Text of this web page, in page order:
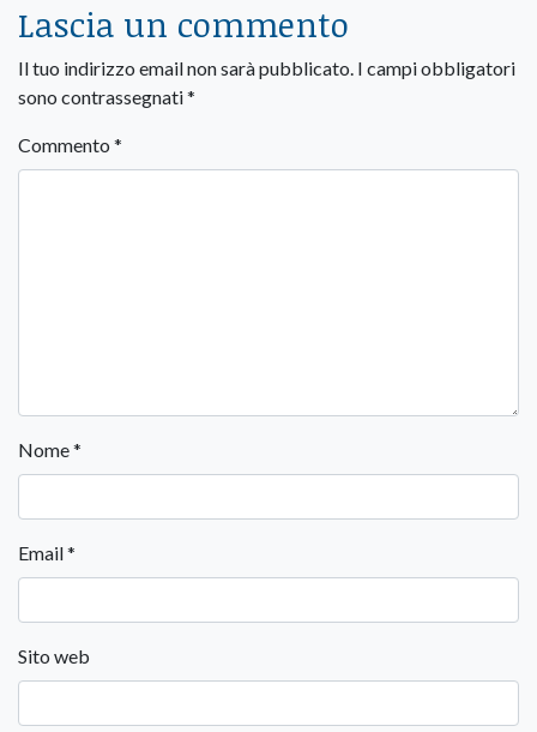
Lascia un commento
Il tuo indirizzo email non sarà pubblicato. I campi obbligatori
sono contrassegnati*
Commento *
Nome*
Email*
Sito web